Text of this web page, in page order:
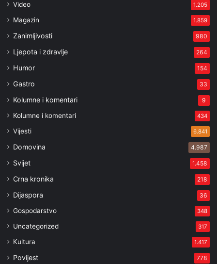
Video 1.205
Magazin 1.859
Zanimljivosti 980
Ljepota i zdravlje 264
Humor 154
Gastro 33
Kolumne i komentari 9
Kolumne i komentari 434
Vijesti 6.841
Domovina 4.987
Svijet 1.458
Crna kronika 218
Dijaspora 36
Gospodarstvo 348
Uncategorized 317
Kultura 1.417
Povijest 778